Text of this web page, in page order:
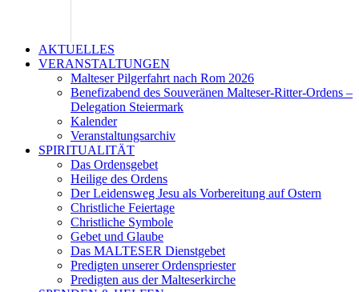
AKTUELLES
VERANSTALTUNGEN
Malteser Pilgerfahrt nach Rom 2026
Benefizabend des Souveränen Malteser-Ritter-Ordens –
Delegation Steiermark
Kalender
Veranstaltungsarchiv
SPIRITUALITÄT
Das Ordensgebet
Heilige des Ordens
Der Leidensweg Jesu als Vorbereitung auf Ostern
Christliche Feiertage
Christliche Symbole
Gebet und Glaube
Das MALTESER Dienstgebet
Predigten unserer Ordenspriester
Predigten aus der Malteserkirche